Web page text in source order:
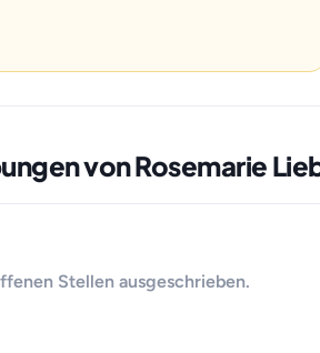
von Rosemarie
Stellen ausgeschrieben.